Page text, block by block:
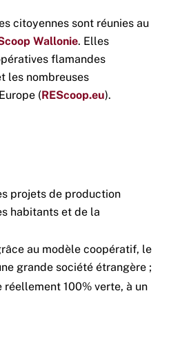
citoyennes sont réunies au
Wallonie. Elles
flamandes
les nombreuses
(REScoop.eu).
projets de production
habitants et de la
au modèle coopératif, le
grande société étrangère ;
réellement 100% verte, à un